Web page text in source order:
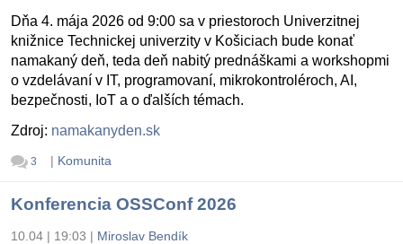
Dňa 4. mája 2026 od 9:00 sa v priestoroch Univerzitnej
knižnice Technickej univerzity v Košiciach bude konať
namakaný deň, teda deň nabitý prednáškami a workshopmi
o vzdelávaní v IT, programovaní, mikrokontroléroch, AI,
bezpečnosti, IoT a o ďalších témach.
Zdroj: namakanyden.sk
3 | Komunita
Konferencia OSSConf 2026
10.04 | 19:03 | Miroslav Bendík